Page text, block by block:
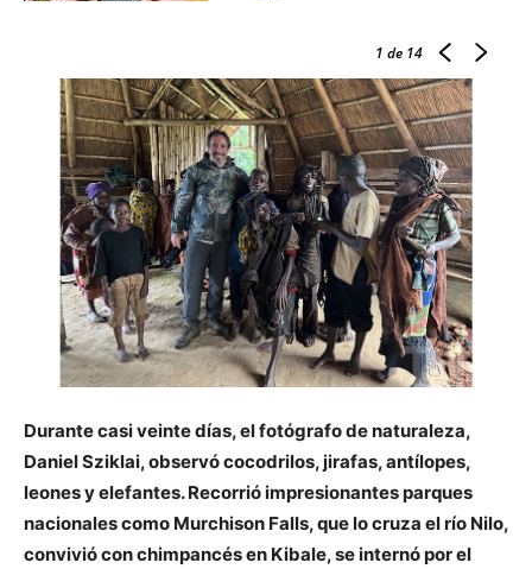
1 de 14
Durante casi veinte días, el fotógrafo de naturaleza,
Daniel Sziklai, observó cocodrilos, jirafas, antílopes,
leones y elefantes. Recorrió impresionantes parques
nacionales como Murchison Falls, que lo cruza el río Nilo,
convivió con chimpancés en Kibale, se internó por el